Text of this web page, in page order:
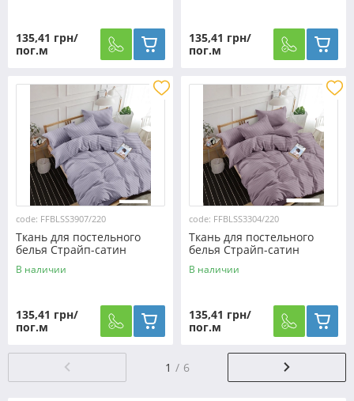
135,41 грн/
пог.м
135,41 грн/
пог.м
code: FFBLSS3907/220
Ткань для постельного
белья Страйп-сатин
SS3907/220 (60м)
В наличии
135,41 грн/
пог.м
code: FFBLSS3304/220
Ткань для постельного
белья Страйп-сатин
SS3304/220 (60м)
В наличии
135,41 грн/
пог.м
1 6